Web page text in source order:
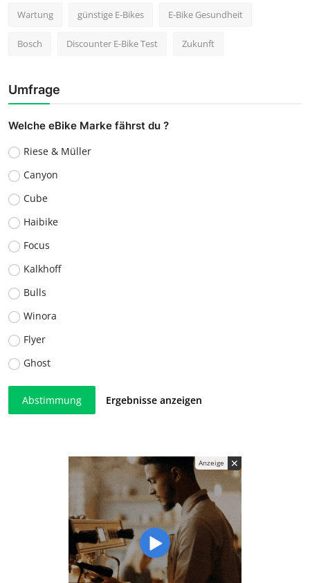
Wartung günstige E-Bikes E-Bike Gesundheit
Bosch Discounter E-Bike Test Zukunft
Umfrage
Welche eBike Marke fährst du ?
Riese & Müller
Canyon
Cube
Haibike
Focus
Kalkhoff
Bulls
Winora
Flyer
Ghost
Abstimmung Ergebnisse anzeigen
Anzeige ✕